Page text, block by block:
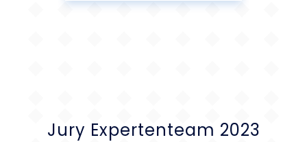
Jury Expertenteam 2023